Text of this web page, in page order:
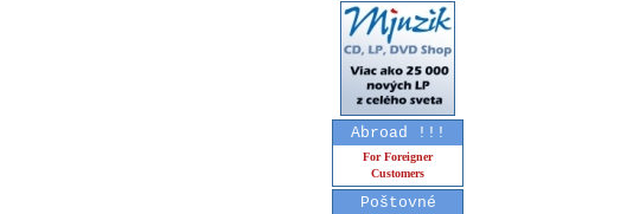
Abroad !!!
For Foreigner
Customers
Poštovné